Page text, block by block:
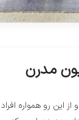
مدرن
از این رو همواره